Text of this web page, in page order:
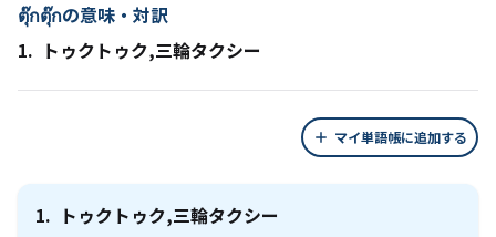
ตุ๊กตุ๊กの意味・対訳
1. トゥクトゥク,三輪タクシー
マイ単語帳に追加する
1. トゥクトゥク,三輪タクシー